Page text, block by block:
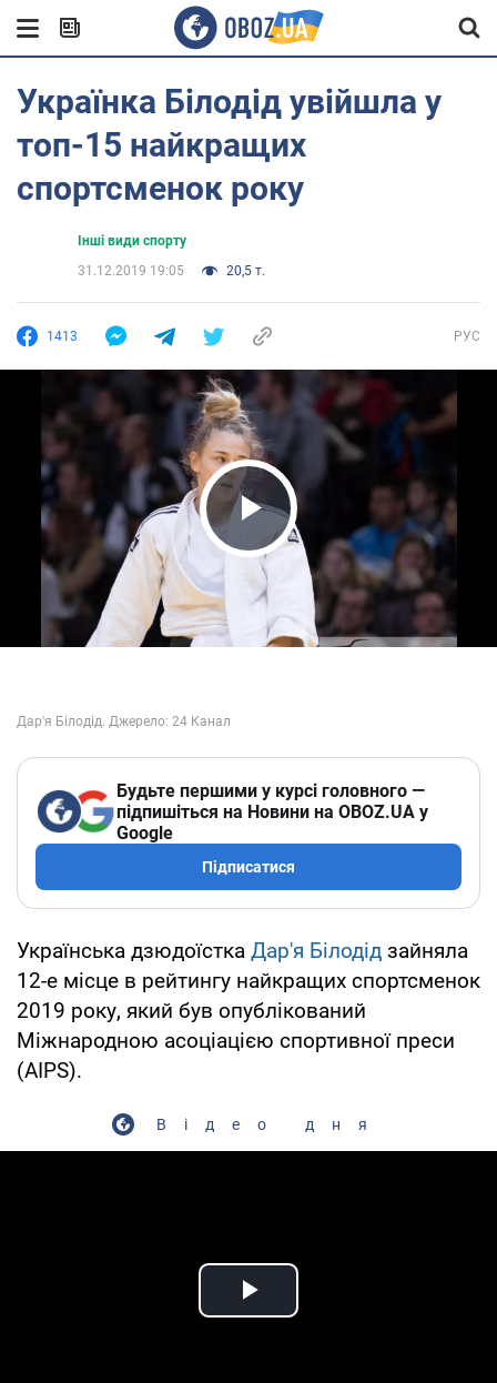
Українка Білодід увійшла у
топ-15 найкращих
спортсменок року
Інші види спорту
31.12.2019 19:05
20,5 т.
1413 РУС
Play Video
Будьте першими у курсі головного —
підпишіться на Новини на OBOZ.UA у
Google
Підписатися
Українська дзюдоїстка Дар'я Білодід зайняла
12-е місце в рейтингу найкращих спортсменок
2019 року, який був опублікований
Міжнародною асоціацією спортивної преси
(AIPS).
Відео дня
Play Video